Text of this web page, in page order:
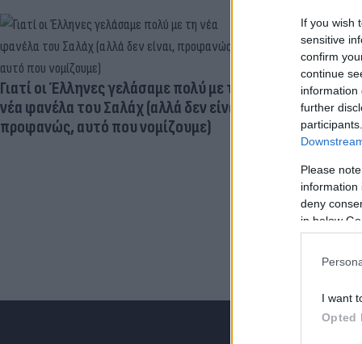
If you wish
sensitive
confirm
continue
information
further
Please
information
deny
in below
I want
Opted
Γιατί οι Έλληνες γελάσαμε πολύ με τη
νέα φανέλα του Σαλάχ (αλλά δεν είναι,
προφανώς, αυτό που νομίζουμε)
Ηλεκτρικά